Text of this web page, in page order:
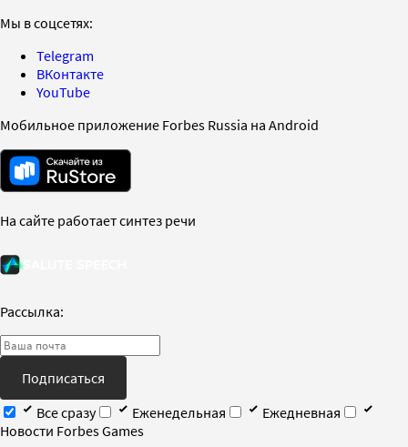
Мы в соцсетях:
Telegram
ВКонтакте
YouTube
Мобильное приложение Forbes Russia на Android
На сайте работает синтез речи
Рассылка:
Подписаться
Все сразу
Еженедельная
Ежедневная
Новости Forbes Games